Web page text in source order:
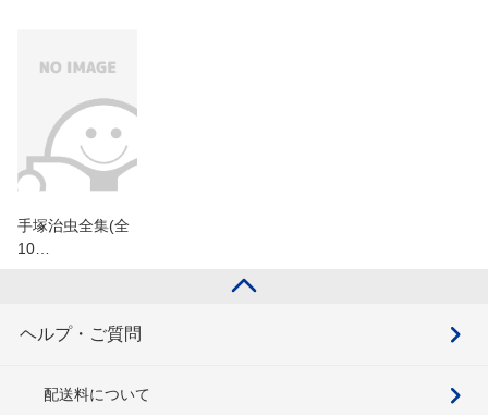
手塚治虫全集(全
10…
ヘルプ・ご質問
配送料について